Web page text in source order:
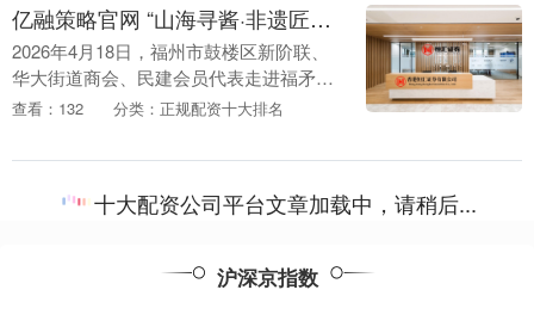
亿融策略官网 “山海寻酱·非遗匠心”闽酒文化研学之旅走进福矛酒业集团
2026年4月18日，福州市鼓楼区新阶联、
华大街道商会、民建会员代表走进福矛酒
业集团，开展「山海寻酱·非遗匠心」闽酒
鉴+文....
查看：132 分类：正规配资十大排名
十大配资公司平台文章加载中，请稍后...
沪深京指数